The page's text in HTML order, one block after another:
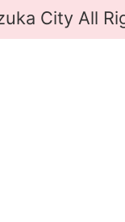
City All